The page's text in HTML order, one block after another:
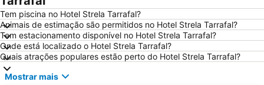
Tem piscina no Hotel Strela Tarrafal?
Animais de estimação são permitidos no Hotel Strela Tarrafal?
Tem estacionamento disponível no Hotel Strela Tarrafal?
Onde está localizado o Hotel Strela Tarrafal?
Quais atrações populares estão perto do Hotel Strela Tarrafal?
Mostrar mais